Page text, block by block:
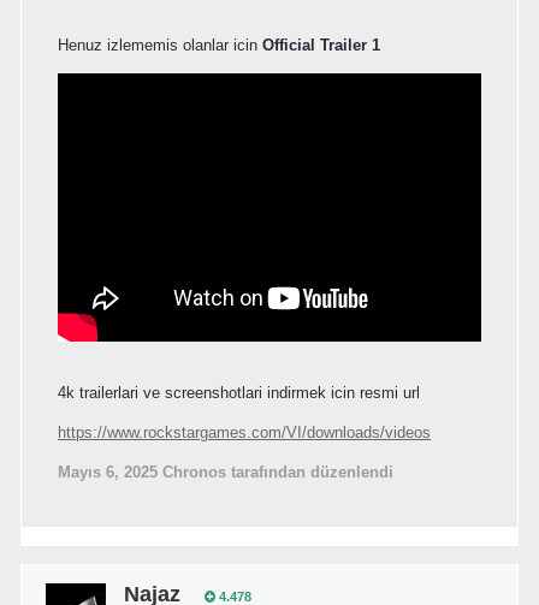
Henuz izlememis olanlar icin Official Trailer 1
4k trailerlari ve screenshotlari indirmek icin resmi url
https://www.rockstargames.com/VI/downloads/videos
Mayıs 6, 2025 Chronos tarafından düzenlendi
Najaz 4.478